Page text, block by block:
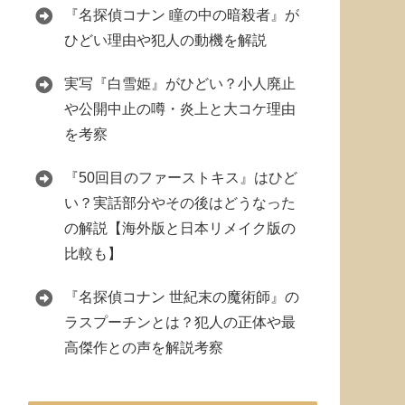
『名探偵コナン 瞳の中の暗殺者』が
ひどい理由や犯人の動機を解説
実写『白雪姫』がひどい？小人廃止
や公開中止の噂・炎上と大コケ理由
を考察
『50回目のファーストキス』はひど
い？実話部分やその後はどうなった
の解説【海外版と日本リメイク版の
比較も】
『名探偵コナン 世紀末の魔術師』の
ラスプーチンとは？犯人の正体や最
高傑作との声を解説考察